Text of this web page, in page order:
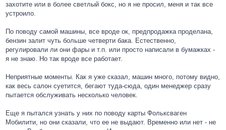
захотите или в более светлый бокс, но я не просил, меня и так все
устроило.
По поводу самой машины, все вроде ок, предпродажка проделана,
бензин залит чуть больше четверти бака. Естественно,
регулировали ли они фары и т.п. или просто написали в бумажках -
я не знаю. Но так вроде все работает.
Неприятные моменты. Как я уже сказал, машин много, потому видно,
как весь салон суетится, бегают туда-сюда, один менеджер сразу
пытается обслуживать несколько человек.
Еще я пытался узнать у них по поводу карты Фольксваген
Мобилити, но они сказали, что ее не выдают. Временно или нет - не